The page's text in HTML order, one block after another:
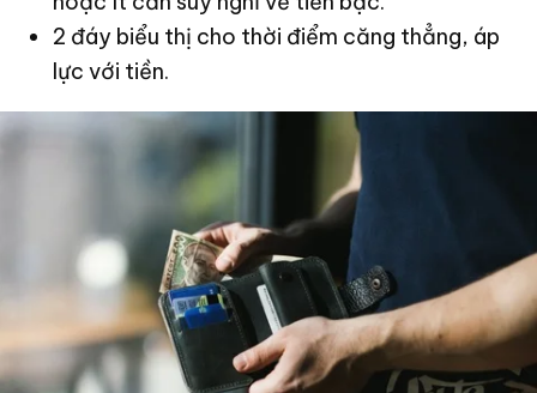
2 đáy biểu thị cho thời điểm căng thẳng, áp
lực với tiền.